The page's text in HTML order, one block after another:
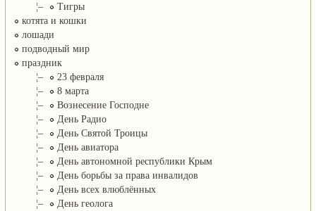
¦–
Тигры
котята и кошки
лошади
подводный мир
праздник
¦–
23 февраля
¦–
8 марта
¦–
Вознесение Господне
¦–
День Радио
¦–
День Святой Троицы
¦–
День авиатора
¦–
День автономной республики Крым
¦–
День борьбы за права инвалидов
¦–
День всех влюблённых
¦–
День геолога